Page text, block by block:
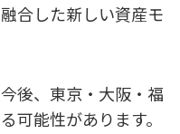
合した新しい資産モ
後、東京・大阪・福
可能性があります。